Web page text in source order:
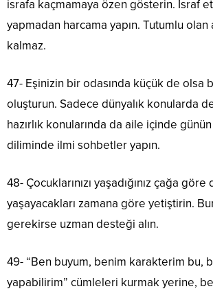
israfa kaçmamaya özen gösterin. İsraf
yapmadan harcama yapın. Tutumlu olan
kalmaz.
47- Eşinizin bir odasında küçük de olsa
oluşturun. Sadece dünyalık konularda
hazırlık konularında da aile içinde
diliminde ilmi sohbetler yapın.
48- Çocuklarınızı yaşadığınız çağa
yaşayacakları zamana göre yetiştirin.
gerekirse uzman desteği alın.
49- “Ben buyum, benim karakterim bu,
yapabilirim” cümleleri kurmak yerine,